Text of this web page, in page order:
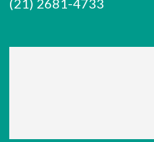
(21) 2681-4733